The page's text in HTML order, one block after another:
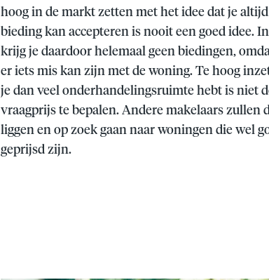
hoog in de markt zetten met het idee dat je
bieding kan accepteren is nooit een goed idee.
krijg je daardoor helemaal geen biedingen,
er iets mis kan zijn met de woning. Te hoog
je dan veel onderhandelingsruimte hebt is niet
vraagprijs te bepalen. Andere makelaars zullen
liggen en op zoek gaan naar woningen die wel
geprijsd zijn.